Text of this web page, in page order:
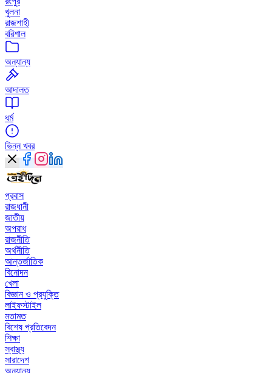
খুলনা
রাজশাহী
বরিশাল
অন্যান্য
আদালত
ধর্ম
ভিন্ন খবর
প্রবাস
রাজধানী
জাতীয়
অপরাধ
রাজনীতি
অর্থনীতি
আন্তর্জাতিক
বিনোদন
খেলা
বিজ্ঞান ও প্রযুক্তি
লাইফস্টাইল
মতামত
বিশেষ প্রতিবেদন
শিক্ষা
স্বাস্থ্য
সারাদেশ
অন্যান্য